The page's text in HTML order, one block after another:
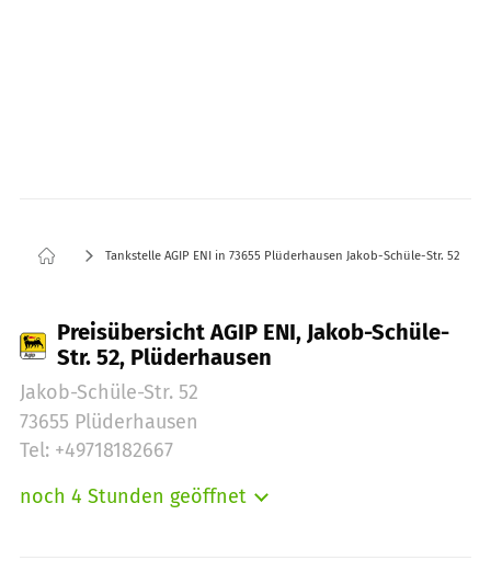
Tankstelle AGIP ENI in 73655 Plüderhausen Jakob-Schüle-Str. 52
Preisübersicht AGIP ENI, Jakob-Schüle-
Str. 52, Plüderhausen
Jakob-Schüle-Str. 52
73655 Plüderhausen
Tel: +49718182667
noch 4 Stunden geöffnet